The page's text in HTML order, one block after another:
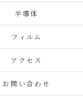
半導体
フィルム
アクセス
お問い合わせ